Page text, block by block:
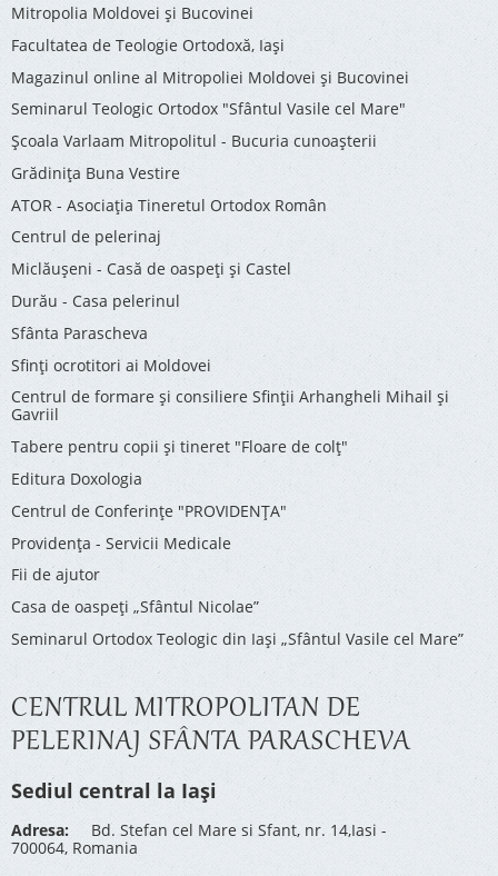
Mitropolia Moldovei și Bucovinei
Facultatea de Teologie Ortodoxă, Iaşi
Magazinul online al Mitropoliei Moldovei și Bucovinei
Seminarul Teologic Ortodox "Sfântul Vasile cel Mare"
Şcoala Varlaam Mitropolitul - Bucuria cunoaşterii
Grădinița Buna Vestire
ATOR - Asociaţia Tineretul Ortodox Român
Centrul de pelerinaj
Miclăușeni - Casă de oaspeţi şi Castel
Durău - Casa pelerinul
Sfânta Parascheva
Sfinți ocrotitori ai Moldovei
Centrul de formare și consiliere Sfinții Arhangheli Mihail și
Gavriil
Tabere pentru copii şi tineret "Floare de colţ"
Editura Doxologia
Centrul de Conferinţe "PROVIDENŢA"
Providenţa - Servicii Medicale
Fii de ajutor
Casa de oaspeți „Sfântul Nicolae”
Seminarul Ortodox Teologic din Iași „Sfântul Vasile cel Mare”
CENTRUL MITROPOLITAN DE
PELERINAJ SFÂNTA PARASCHEVA
Sediul central la Iași
Adresa: Bd. Stefan cel Mare si Sfant, nr. 14,Iasi -
700064, Romania